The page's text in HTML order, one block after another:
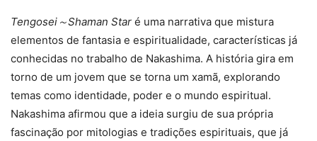
Tengosei～Shaman Star é uma narrativa que mistura
elementos de fantasia e espiritualidade, características já
conhecidas no trabalho de Nakashima. A história gira em
torno de um jovem que se torna um xamã, explorando
temas como identidade, poder e o mundo espiritual.
Nakashima afirmou que a ideia surgiu de sua própria
fascinação por mitologias e tradições espirituais, que já